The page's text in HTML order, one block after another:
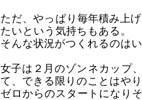
ただ、やっぱり毎年積み上
たいという気持ちもある。
そんな状況がつくれるのは
女子は２月のゾンネカップ
て、できる限りのことはや
ゼロからのスタートになり